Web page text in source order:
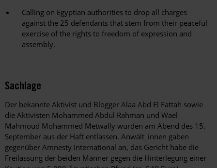
Calling on Egyptian authorities to drop all charges
against the 25 defendants that stem from their peaceful
exercise of the rights to freedom of expression and
assembly.
Sachlage
Der bekannte Aktivist und Blogger Alaa Abd El Fattah sowie
die Aktivisten Mohammed Abdul Rahman und Wael
Mahmoud Mohammed Metwally wurden am Abend des 15.
September aus der Haft entlassen. Anwält_innen gaben
gegenüber Amnesty International an, das Gericht habe die
Freilassung der beiden Männer gegen die Hinterlegung einer